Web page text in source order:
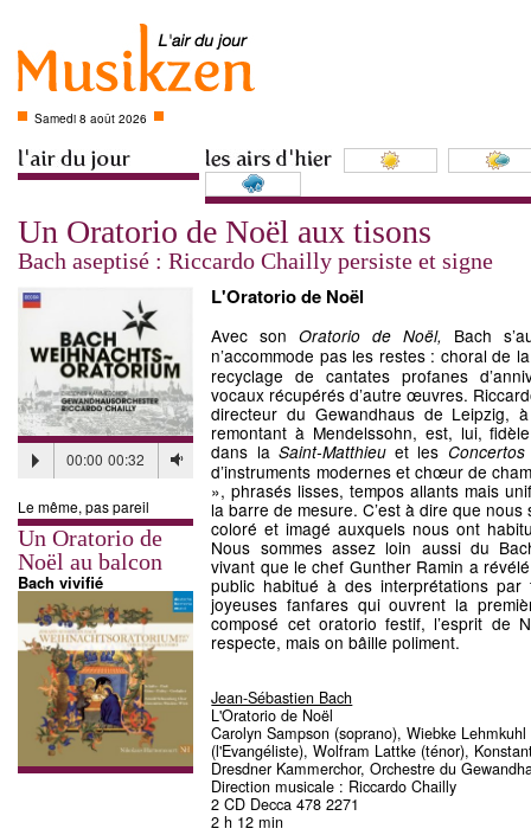
Samedi 8 août 2026
Un Oratorio de Noël aux tisons
Bach aseptisé : Riccardo Chailly persiste et signe
00:00 00:32
Le même, pas pareil
Un Oratorio de
Noël au balcon
Bach vivifié
L'Oratorio de Noël
Avec sonOratorio de Noël,
Bach
n’accommode pas les restes : choral de
recyclage de cantates profanes
vocaux récupérés d’autre œuvres.
directeur du Gewandhaus de Leipzig,
remontant à Mendelssohn, est, lui,
dans la Saint-Matthieuet les
d’instruments modernes et chœur de
», phrasés lisses, tempos allants mais
la barre de mesure. C’est à dire que
coloré et imagé auxquels nous ont
Nous sommes assez loin aussi du
vivant que le chef Gunther Ramin a
public habitué à des interprétations par
joyeuses fanfares qui ouvrent la
composé cet oratorio festif, l’esprit de
respecte, mais on bâille poliment.
Jean-Sébastien Bach
L'Oratorio de Noël
Carolyn Sampson (soprano), Wiebke
(l'Evangéliste), Wolfram Lattke (ténor),
Dresdner Kammerchor, Orchestre du
Direction musicale : Riccardo Chailly
2 CD Decca 478 2271
2 h 12 min